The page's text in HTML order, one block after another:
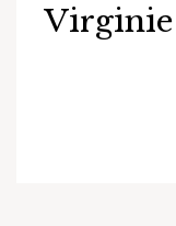
Virginie